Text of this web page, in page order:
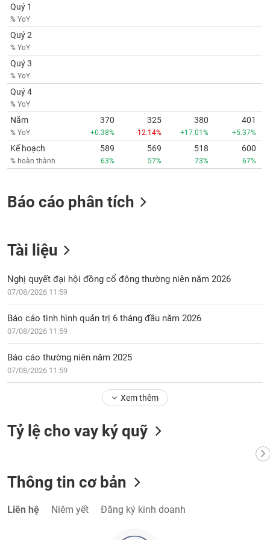
Quý 1
% YoY
Quý 2
% YoY
Quý 3
% YoY
Quý 4
% YoY
Năm
% YoY
370
+0.38%
325
-12.14%
380
+17.01%
401
+5.37%
Kế hoạch
% hoàn thành
589
63%
569
57%
518
73%
600
67%
Báo cáo phân tích
Tài liệu
Nghị quyết đại hội đồng cổ đông thường niên năm 2026
07/08/2026 11:59
Báo cáo tình hình quản trị 6 tháng đầu năm 2026
07/08/2026 11:59
Báo cáo thường niên năm 2025
07/08/2026 11:59
Xem thêm
Tỷ lệ cho vay ký quỹ
Thông tin cơ bản
Liên hệ Niêm yết Đăng ký kinh doanh
phân
tích
(-)
Thuật
ngữ
(-)
Dịch
vụ
(-)
Sách
Công
cụ
đầu
tư
Truyền
thông